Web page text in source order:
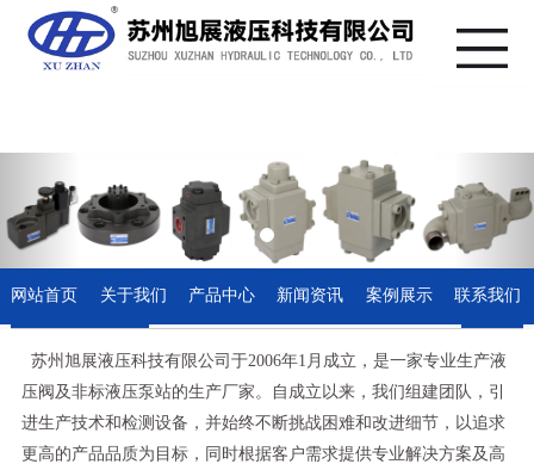
网站首页 关于我们 产品中心 新闻资讯 案例展示 联系我们
关于我们
苏州旭展液压科技有限公司于2006年1月成立，是一家专业生产液
压阀及非标液压泵站的生产厂家。自成立以来，我们组建团队，引
进生产技术和检测设备，并始终不断挑战困难和改进细节，以追求
更高的产品品质为目标，同时根据客户需求提供专业解决方案及高